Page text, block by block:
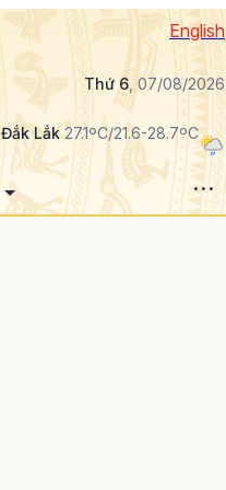
English
Thứ 6, 07/08/2026
Đắk Lắk27.1ºC/21.6-28.7ºC